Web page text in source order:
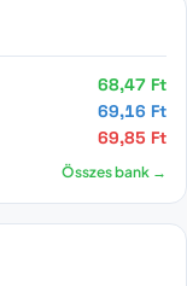
68,47 Ft
69,16 Ft
69,85 Ft
Összes bank →